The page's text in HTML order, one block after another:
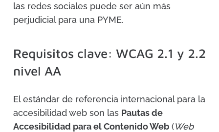
las redes sociales puede ser aún más
perjudicial para una PYME.
Requisitos clave: WCAG 2.1 y 2.2
nivel AA
El estándar de referencia internacional para la
accesibilidad web son las Pautas de
Accesibilidad para el Contenido Web (Web